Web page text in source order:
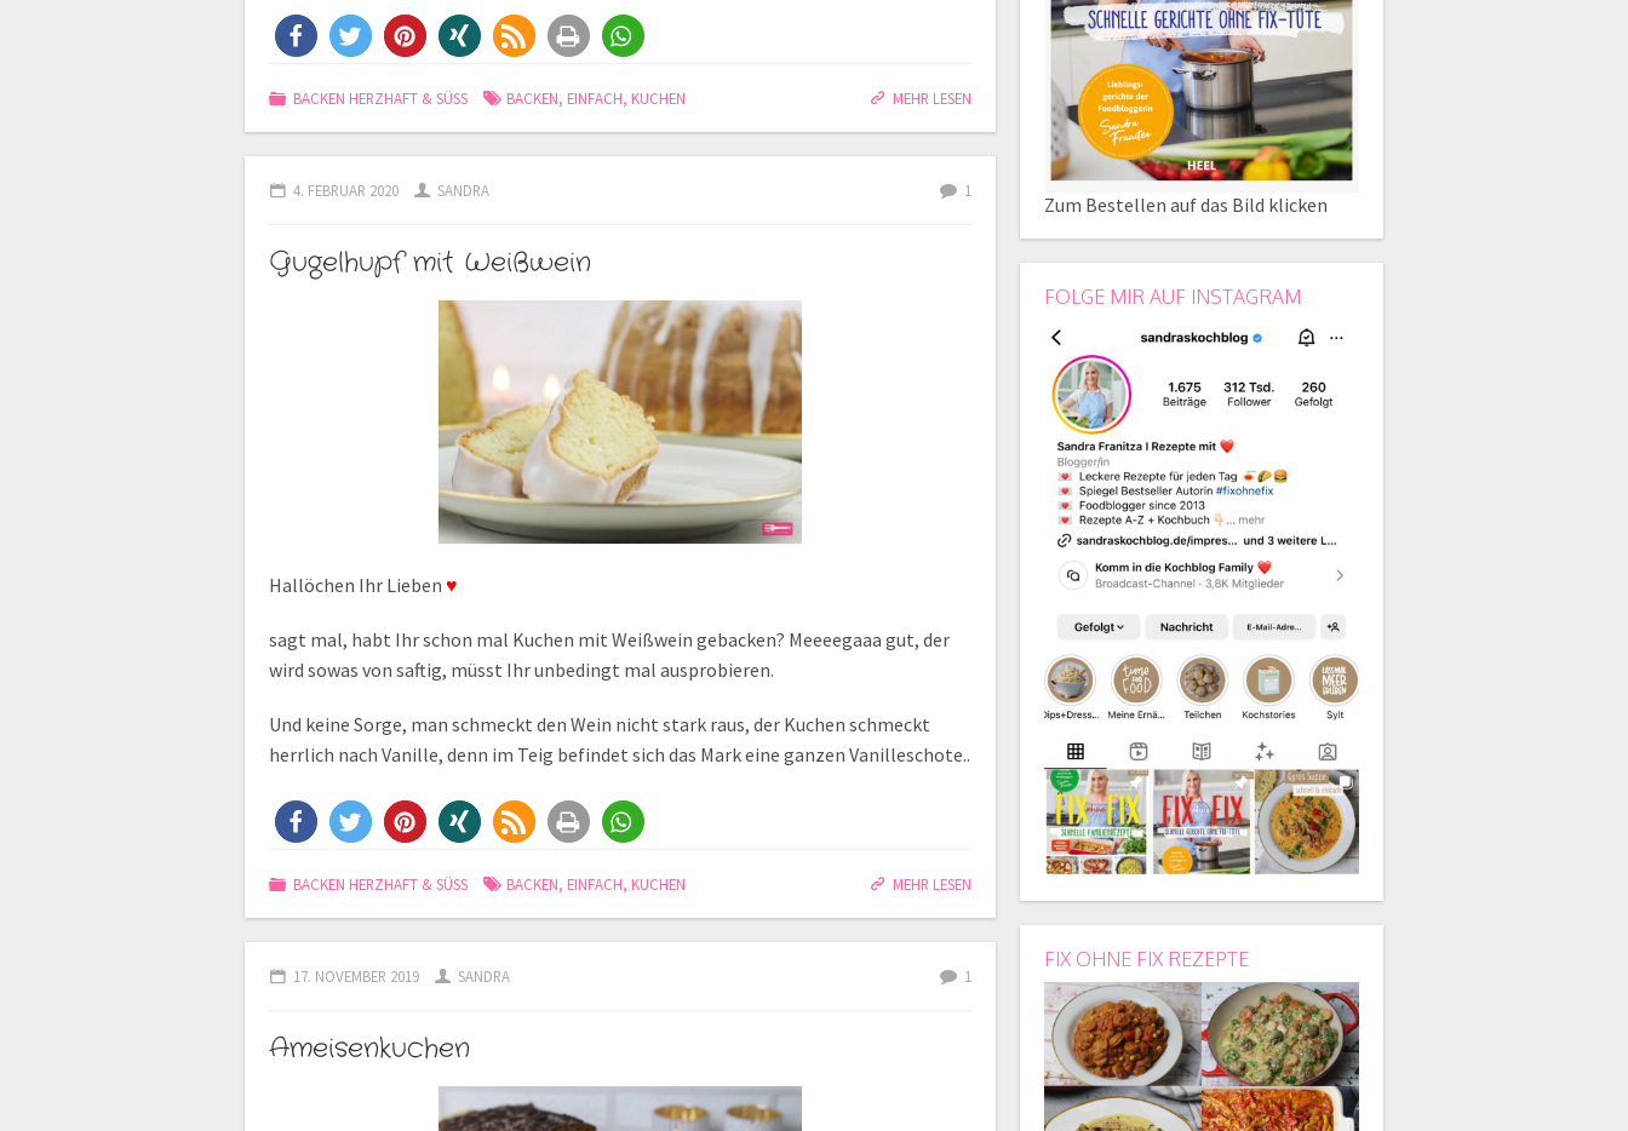
MEHR LESEN
BACKEN HERZHAFT & SÜSS BACKEN, EINFACH, KUCHEN
4. FEBRUAR 2020 SANDRA 1
Gugelhupf mit Weißwein
Hallöchen Ihr Lieben ♥
sagt mal, habt Ihr schon mal Kuchen mit Weißwein gebacken? Meeeegaaa gut, der
wird sowas von saftig, müsst Ihr unbedingt mal ausprobieren.
Und keine Sorge, man schmeckt den Wein nicht stark raus, der Kuchen schmeckt
herrlich nach Vanille, denn im Teig befindet sich das Mark eine ganzen Vanilleschote..
MEHR LESEN
BACKEN HERZHAFT & SÜSS BACKEN, EINFACH, KUCHEN
17. NOVEMBER 2019 SANDRA 1
Ameisenkuchen
Zum Bestellen auf das Bild klicken
FOLGE MIR AUF INSTAGRAM
FIX OHNE FIX REZEPTE